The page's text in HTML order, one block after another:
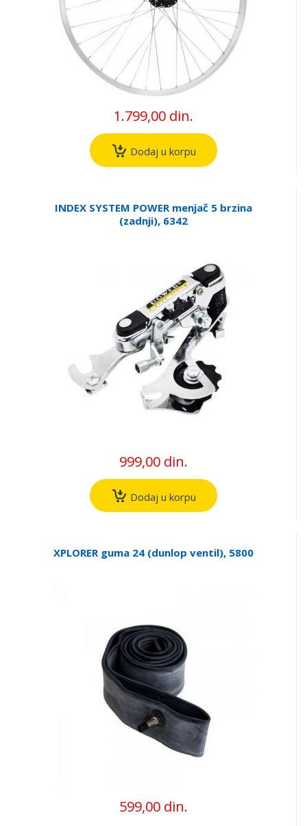
1.799,00 din.
Dodaj u korpu
INDEX SYSTEM POWER menjač 5 brzina
(zadnji), 6342
999,00 din.
Dodaj u korpu
XPLORER guma 24 (dunlop ventil), 5800
599,00 din.